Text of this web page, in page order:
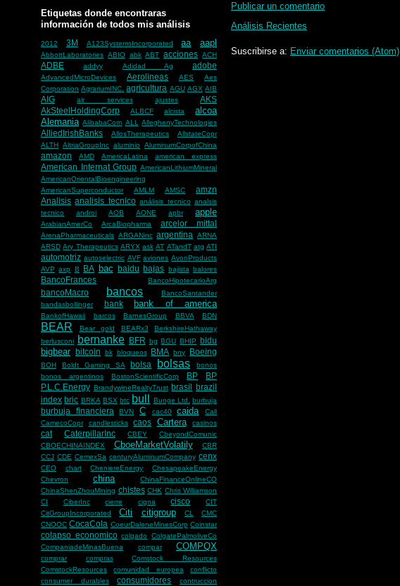
Etiquetas donde encontraras
información de todos mis análisis
2012 3M A123SystemsIncorporated aa aapl
AbbottLaboratories ABIO abk ABT acciones ACH
ADBE addyy Adidad Ag adobe
AdvancedMicroDevices Aerolineas AES
Aes
Corporation AgrariumINC. agricultura AGU AGX AIB
AIG air services ajustes
AKS
AkSteelHoldingCorp
ALBCF alcista
alcoa
Alemania AlibabaCom ALL AlleghenyTechnologies
AlliedIrishBanks AllosTherapeutics
AllstateCopr
ALTH
AltriaGroupInc aluminio AluminumCorpofChina
amazon AMD AmericaLatina american express
American Internat Group AmericanLithiumMineral
AmericanOrientalBioengineering
AmericanSuperconductor
AMLM AMSC
amzn
Analisis analisis tecnico análisis tecnico analsis
tecnico
androi AOB AONE apbr apple
ArabianAmerCo ArcaBiopharma arcelor mittal
ArenaPharmaceuticals ARGANinc argentina
ARNA
ARSD Ary Therapeutics ARYX ask AT ATandT atg ATI
automotriz autoselectric AVF aviones AvonProducts
AVP axp B BA bac baidu bajas bajista balores
BancoFrances BancoHipotecarioArg
bancoMacro bancos
BancoSantander
bandasbollinger
bank bank of america
BankofHawaii barcos BarnesGroup BBVA BDN
BEAR Bear gold BEARx3
BerkshireHathaway
berlusconi
bernanke BFR bg BGU BHIP bidu
bigbear bitcoin bk bloqueos BMA bny Boeing
BOH Boldt Gaming SA bolsa bolsas
bonos
bonos argentinos
BostonScientificCorp BP
BP
P.L.C.Energy BrandywineRealtyTrust brasil
brazil
index bric BRKA BSX btc bull Bunge Ltd. burbuja
burbuja financiera BVN C cac40 caida
Call
CamecoCopr
candlesticks caos Cartera casinos
cat CaterpillarInc CBEY
CbeyondComunic
CBOECHINAINDEX
CboeMarketVolatily
CBR
CCJ CDE CemexSa centuryAluminumCompany cenx
CEO chart CheniereEnergy
ChesapeakeEnergy
Chevron
china
ChinaFinanceOnlineCO
ChinaShenZhouMining chistes CHK Chris Williamson
CI
CiberInc cierre cigna cisco
CIT
CitGroupIncorporated
Citi citigroup CL
CMC
CNOOC CocaCola CoeurDaleneMinesCorp Coinstar
colapso economico colgado
ColgatePalmoliveCo
CompaniadeMinasBuena
compar COMPQX
comprar compras
Comstock Resources
ComstockResources
comunidad europea
conflicto
consumer durables
consumidores contruccion
Publicar un comentario
Análisis Recientes
Suscribirse a: Enviar comentarios (Atom)